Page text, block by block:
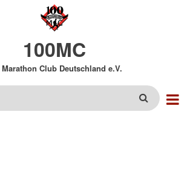
100MC
Marathon Club Deutschland e.V.